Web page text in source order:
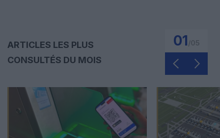
ARTICLES LES PLUS
CONSULTÉS DU MOIS
01